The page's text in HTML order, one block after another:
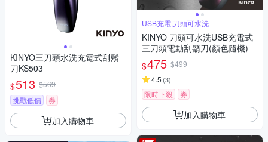
KINYO三刀頭水洗充電式刮鬍
刀KS503
$513 $569
挑戰低價
券
加入購物車
USB充電,刀頭可水洗
KINYO 刀頭可水洗USB充電式
三刀頭電動刮鬍刀(顏色隨機)
$475 $499
4.5 (3)
限時下殺 券
加入購物車